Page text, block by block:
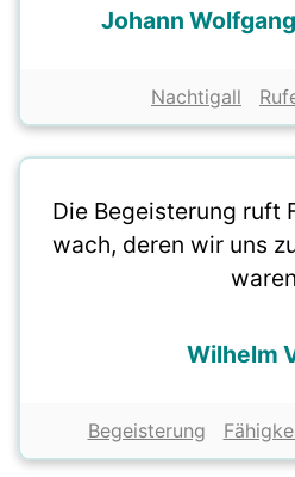
Johann
Nachtigall
Die Begeisterung ruft
wach, deren wir uns
Wilhelm
Begeisterung